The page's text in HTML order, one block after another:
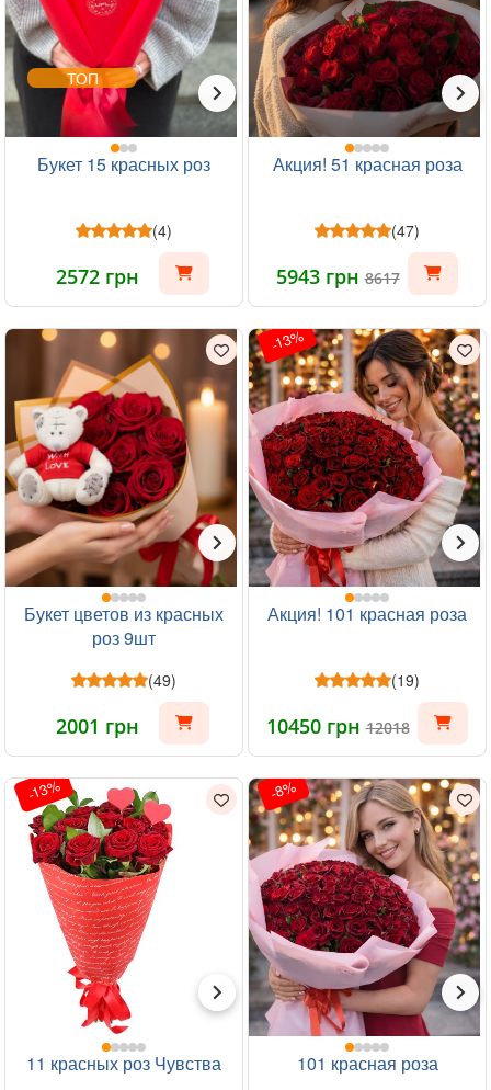
ТОП
Букет 15 красных роз
(4)
2572 грн
Акция! 51 красная роза
(47)
5943 грн8617
Букет цветов из красных
роз 9шт
(49)
2001 грн
-13%
Акция! 101 красная роза
(19)
10450 грн12018
-13%
11 красных роз Чувства
-8%
101 красная роза